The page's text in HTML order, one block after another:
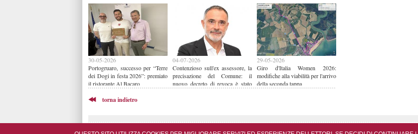
30-05-2026
Portogruaro, successo per “Terre
dei Dogi in festa 2026”: premiato
il ristorante Al Bacaro
04-07-2026
Contenzioso sull'ex assessore, la
precisazione del Comune: il
nuovo decreto di revoca è stato
29-05-2026
Giro d'Italia Women 2026:
modifiche alla viabilità per l'arrivo
della seconda tappa
torna indietro